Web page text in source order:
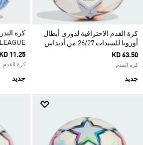
كرة القدم الاحترافية لدوري أبطال
أوروبا للسيدات 26/27 من أديداس
KD 63.50
كرة القدم
جديد
LEAGUE
KD 11.25
كرة القدم
جديد